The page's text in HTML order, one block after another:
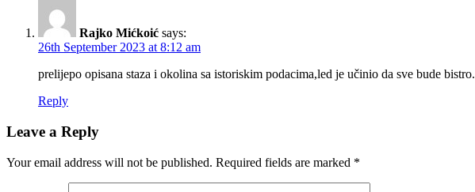
Rajko Mićkoić says:
26th September 2023 at 8:12 am
prelijepo opisana staza i okolina sa istoriskim podacima,led je učinio da sve bude bistro.
Reply
Leave a Reply
Your email address will not be published. Required fields are marked *